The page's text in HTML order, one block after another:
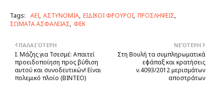
Tags: ΑΕΙ ΑΣΤΥΝΟΜΙΑ ΕΙΔΙΚΟΙ ΦΡΟΥΡΟΙ ΠΡΟΣΛΗΨΕΙΣ
ΣΩΜΑΤΑ ΑΣΦΑΛΕΙΑΣ ΦΕΚ
ΝΕΌΤΕΡΗ
Στη Βουλή τα συμπληρωματικά
εφάπαξ και κρατήσεις
ν.4093/2012 μερισμάτων
αποστράτων
ΠΑΛΑΙΌΤΕΡΗ
Ι. Μάζης για Τσεσμέ: Απαιτεί
προειδοποίηση προς βύθιση
αυτού και συνοδευτικών! Είναι
πολεμικό πλοίο (ΒΙΝΤΕΟ)